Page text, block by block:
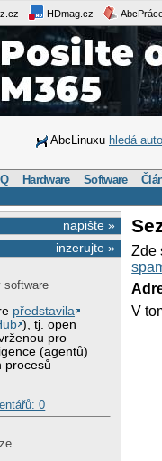
HDmag.cz
AbcLinuxu hledá
Hardware Software
napište »
inzerujte »
software
představila
), tj. open
pro
(agentů)
procesů
0
Zde
V